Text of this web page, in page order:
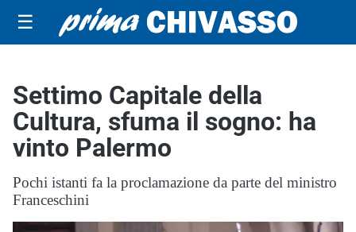
☰
Settimo Capitale della
Cultura, sfuma il sogno: ha
vinto Palermo
Pochi istanti fa la proclamazione da parte del ministro
Franceschini